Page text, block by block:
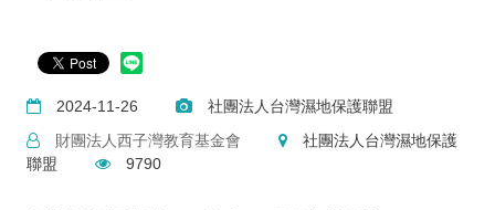
2024-11-26
社團法人台灣濕地保護聯盟
財團法人西子灣教育基金會
社團法人台灣濕地保護
聯盟
9790